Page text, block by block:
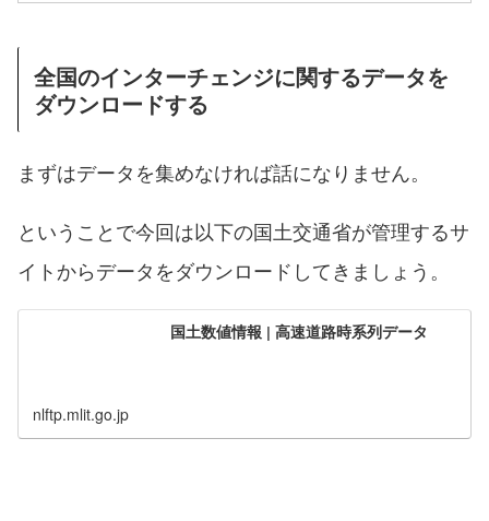
全国のインターチェンジに関するデータを
ダウンロードする
まずはデータを集めなければ話になりません。
ということで今回は以下の国土交通省が管理するサ
イトからデータをダウンロードしてきましょう。
国土数値情報 | 高速道路時系列データ
nlftp.mlit.go.jp